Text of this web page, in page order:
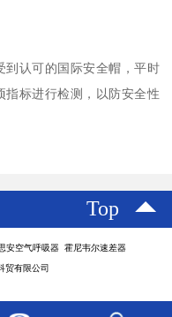
到认可的国际安全帽，平时
指标进行检测，以防安全性
Top
安空气呼吸器 霍尼韦尔速差器
贸有限公司